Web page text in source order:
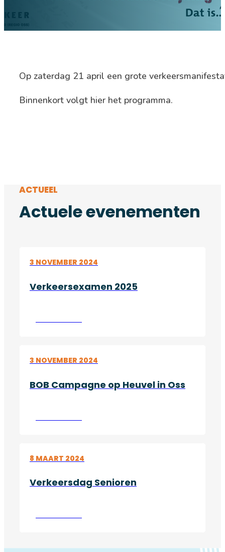
Op zaterdag 21 april een grote
Binnenkort volgt hier het programma.
ACTUEEL
Actuele evenementen
3 NOVEMBER 2024
Verkeersexamen 2025
3 NOVEMBER 2024
BOB Campagne op Heuvel in Oss
8 MAART 2024
Verkeersdag Senioren
Lees verder